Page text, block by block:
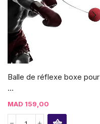
Balle de réflexe boxe pour
...
MAD 159,00